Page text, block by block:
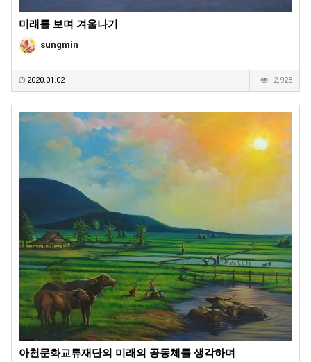
미래를 보며 겨울나기
sungmin
2020.01.02 2,928
아천문화교류재단의 미래의 공동체를 생각하며